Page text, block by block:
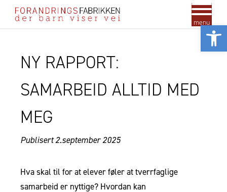
menu
NY RAPPORT:
SAMARBEID ALLTID MED
MEG
Publisert 2.september2025
Hva skal til for at elever føler at tverrfaglige
samarbeid er nyttige? Hvordan kan